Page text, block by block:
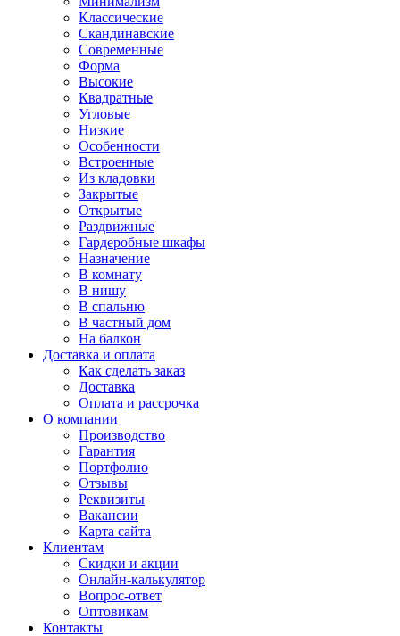
Классические
Скандинавские
Современные
Форма
Высокие
Квадратные
Угловые
Низкие
Особенности
Встроенные
Из кладовки
Закрытые
Открытые
Раздвижные
Гардеробные шкафы
Назначение
В комнату
В нишу
В спальню
В частный дом
На балкон
Доставка и оплата
Как сделать заказ
Доставка
Оплата и рассрочка
О компании
Производство
Гарантия
Портфолио
Отзывы
Реквизиты
Вакансии
Карта сайта
Клиентам
Скидки и акции
Онлайн-калькулятор
Вопрос-ответ
Оптовикам
Контакты